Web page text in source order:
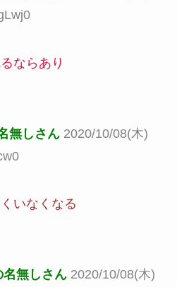
ならあり
無しさん 2020/10/08(木)
いなくなる
名無しさん 2020/10/08(木)